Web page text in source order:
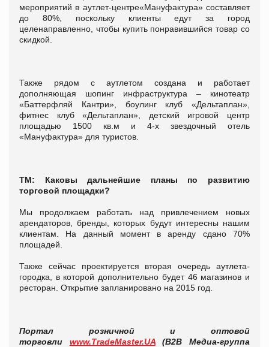
мероприятий в аутлет-центре«Мануфактура» составляет
до 80%, поскольку клиенты едут за город
целенаправленно, чтобы купить понравившийся товар со
скидкой.
Также рядом с аутлетом создана и работает
дополняющая шопинг инфраструктура – кинотеатр
«Баттерфляй Кантри», боулинг клуб «Дельтаплан»,
фитнес клуб «Дельтаплан», детский игровой центр
площадью 1500 кв.м и 4-х звездочный отель
«Мануфактура» для туристов.
ТМ: Каковы дальнейшие планы по развитию
торговой площадки?
Мы продолжаем работать над привлечением новых
арендаторов, бренды, которых будут интересны нашим
клиентам. На данный момент в аренду сдано 70%
площадей.
Также сейчас проектируется вторая очередь аутлета-
городка, в которой дополнительно будет 46 магазинов и
ресторан. Открытие запланировано на 2015 год.
Портал розничной и оптовой
торговли www.TradeMaster.UA(В2В Медиа-группа